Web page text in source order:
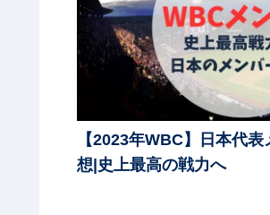
【2023年WBC】日本代
想|史上最高の戦力へ